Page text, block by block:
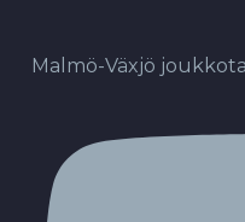
Malmö-Växjö